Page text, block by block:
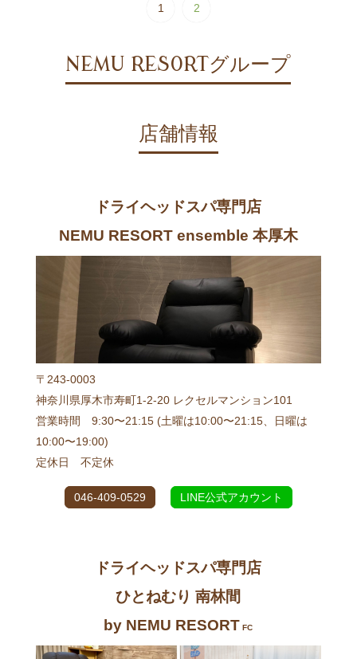
1 2
NEMU RESORTグループ
店舗情報
ドライヘッドスパ専門店
NEMU RESORT ensemble 本厚木
〒243-0003
神奈川県厚木市寿町1-2-20 レクセルマンション101
営業時間 9:30〜21:15 (土曜は10:00〜21:15、日曜は
10:00〜19:00)
定休日 不定休
046-409-0529 LINE公式アカウント
ドライヘッドスパ専門店
ひとねむり 南林間
by NEMU RESORT FC